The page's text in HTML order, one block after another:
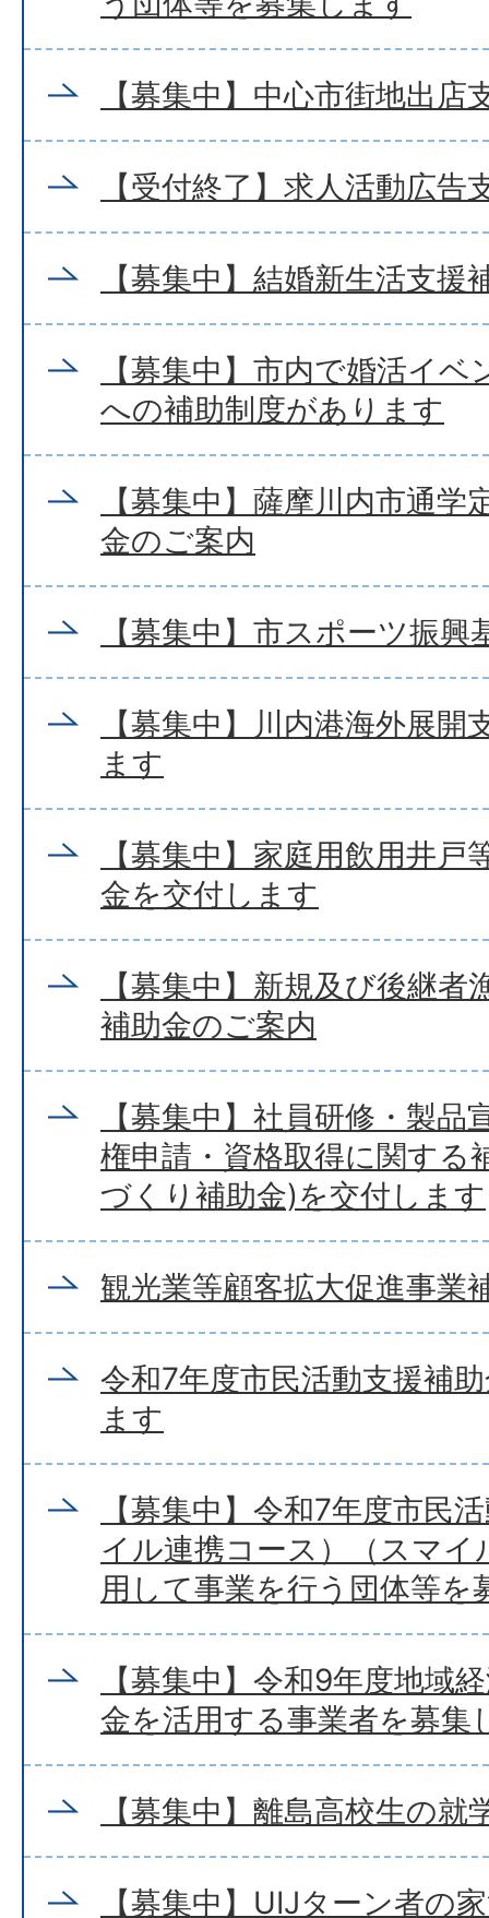
【募集中】中心市街地出
【受付終了】求人活動広告
【募集中】結婚新生活支援
【募集中】市内で婚活イ
への補助制度があります
【募集中】薩摩川内市通学
金のご案内
【募集中】市スポーツ振
【募集中】川内港海外展
ます
【募集中】家庭用飲用井戸
金を交付します
【募集中】新規及び後継者
補助金のご案内
【募集中】社員研修・製品
権申請・資格取得に関する
づくり補助金)を交付します
観光業等顧客拡大促進事業
令和7年度市民活動支援補
ます
【募集中】令和7年度市民
イル連携コース）（スマイ
用して事業を行う団体等を
【募集中】令和9年度地域
金を活用する事業者を募集
【募集中】離島高校生の
【募集中】UIJターン者の